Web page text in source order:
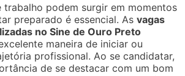
trabalho podem surgir em momentos
preparado é essencial. Asvagas
no Sine de Ouro Preto
maneira de iniciar ou
profissional. Ao se candidatar,
de se destacar com um bom